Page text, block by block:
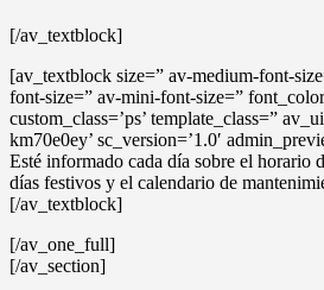
[/av_textblock]
[av_textblock size=” av-medium-font-
font-size=” av-mini-font-size=”
custom_class=’ps’ template_class=”
km70e0ey’ sc_version=’1.0′
Esté informado cada día sobre el horario
días festivos y el calendario de
[/av_textblock]
[/av_one_full]
[/av_section]